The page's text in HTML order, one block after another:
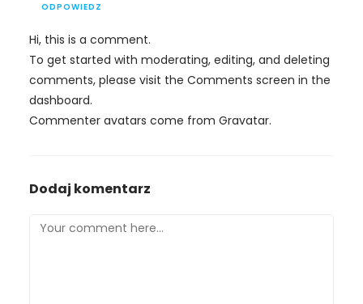
ODPOWIEDZ
Hi, this is a comment.
To get started with moderating, editing, and deleting
comments, please visit the Comments screen in the
dashboard.
Commenter avatars come from Gravatar.
Dodaj komentarz